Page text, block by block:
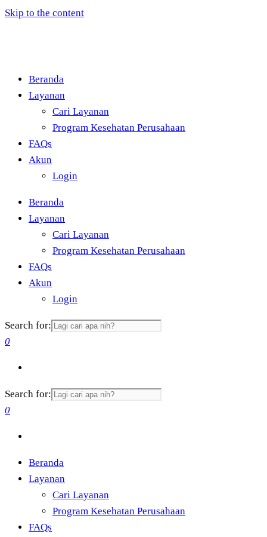
Skip to the content
Beranda
Layanan
Cari Layanan
Program Kesehatan Perusahaan
FAQs
Akun
Login
Beranda
Layanan
Cari Layanan
Program Kesehatan Perusahaan
FAQs
Akun
Login
Search for:
0
Search for:
0
Beranda
Layanan
Cari Layanan
Program Kesehatan Perusahaan
FAQs